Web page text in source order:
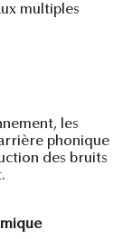
multiples
les
phonique
des bruits